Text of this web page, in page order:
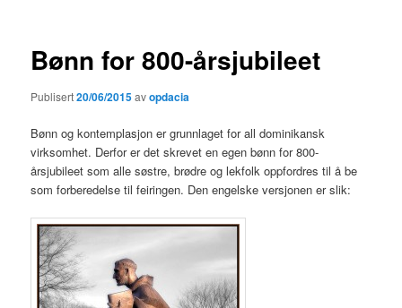
Bønn for 800-årsjubileet
Publisert20/06/2015avopdacia
Bønn og kontemplasjon er grunnlaget for all dominikansk
virksomhet. Derfor er det skrevet en egen bønn for 800-
årsjubileet som alle søstre, brødre og lekfolk oppfordres til å be
som forberedelse til feiringen. Den engelske versjonen er slik: